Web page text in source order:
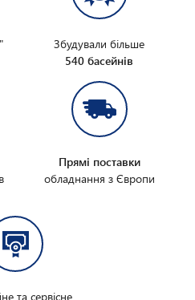
Збудували більше
540 басейнів
Прямі поставки
обладнання з Європи
та сервісне